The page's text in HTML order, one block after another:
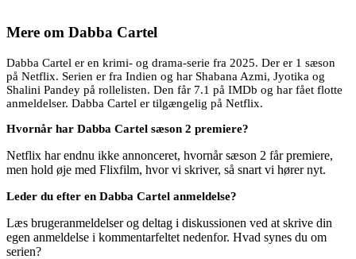
Mere om Dabba Cartel
Dabba Cartel er en krimi- og drama-serie fra 2025. Der er 1 sæson
på Netflix. Serien er fra Indien og har Shabana Azmi, Jyotika og
Shalini Pandey på rollelisten. Den får 7.1 på IMDb og har fået flotte
anmeldelser. Dabba Cartel er tilgængelig på Netflix.
Hvornår har Dabba Cartel sæson 2 premiere?
Netflix har endnu ikke annonceret, hvornår sæson 2 får premiere,
men hold øje med Flixfilm, hvor vi skriver, så snart vi hører nyt.
Leder du efter en Dabba Cartel anmeldelse?
Læs brugeranmeldelser og deltag i diskussionen ved at skrive din
egen anmeldelse i kommentarfeltet nedenfor. Hvad synes du om
serien?